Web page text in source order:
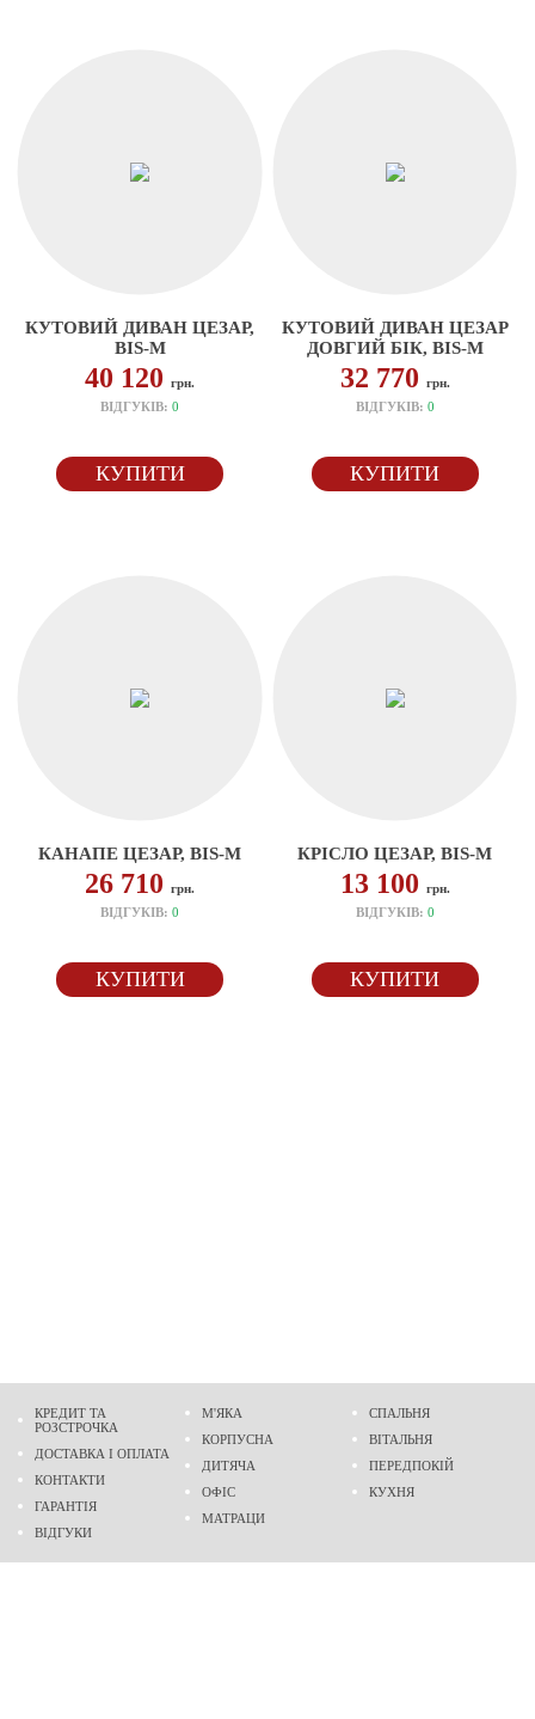
КУТОВИЙ ДИВАН ЦЕЗАР,
BIS-M
40 120грн.
ВІДГУКІВ:0
КУПИТИ
КУТОВИЙ ДИВАН ЦЕЗАР
ДОВГИЙ БІК, BIS-M
32 770 грн.
ВІДГУКІВ: 0
КУПИТИ
КАНАПЕ ЦЕЗАР, BIS-M
26 710грн.
ВІДГУКІВ:0
КУПИТИ
КРІСЛО ЦЕЗАР, BIS-M
13 100 грн.
ВІДГУКІВ: 0
КУПИТИ
КРЕДИТ ТА
РОЗСТРОЧКА
ДОСТАВКА І ОПЛАТА
КОНТАКТИ
ГАРАНТІЯ
ВІДГУКИ
М'ЯКА
КОРПУСНА
ДИТЯЧА
ОФІС
МАТРАЦИ
СПАЛЬНЯ
ВІТАЛЬНЯ
ПЕРЕДПОКІЙ
КУХНЯ